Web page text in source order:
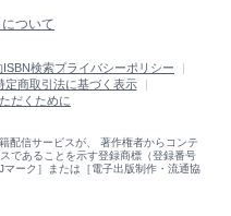
ついて
ISBN検索プライバシーポリシー
定商取引法に基づく表示
だくために
配信サービスが、 著作権者からコンテ
であることを示す登録商標（登録番号
ーク］または［電子出版制作・流通協